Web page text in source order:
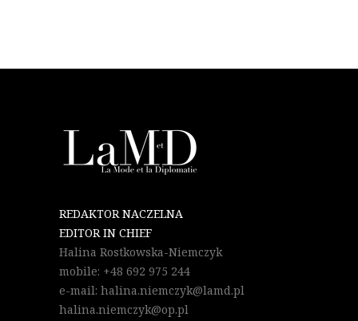
REDAKTOR NACZELNA
EDITOR IN CHIEF
Halina Rostkowska-Niemczyk
mobile: +48 692 975 244
e-mail: halina.niemczyk@lamd.pl
halina.niemczyk@op.pl